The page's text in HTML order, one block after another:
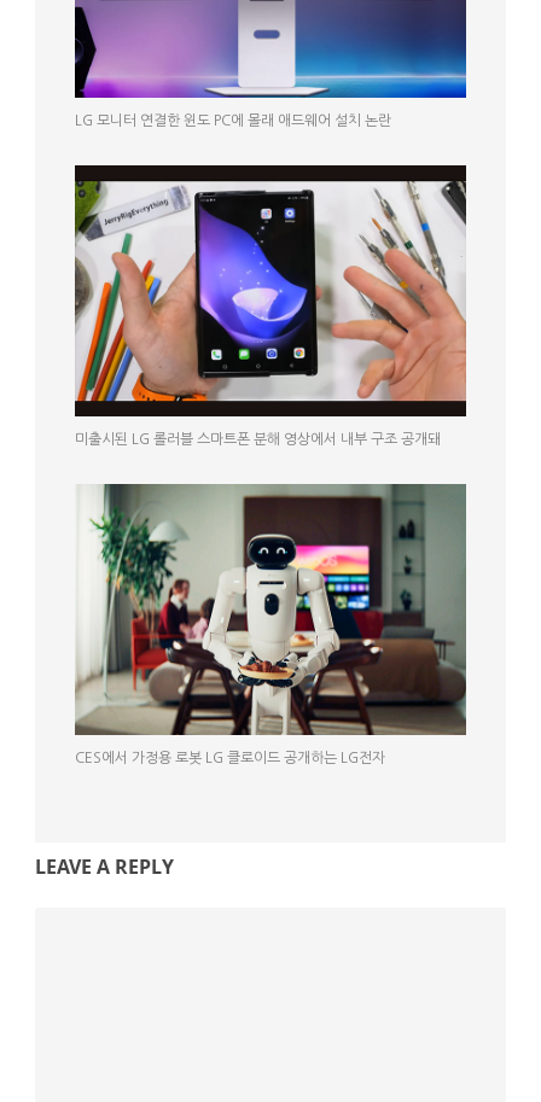
LG 모니터 연결한 윈도 PC에 몰래 애드웨어 설치 논란
미출시된 LG 롤러블 스마트폰 분해 영상에서 내부 구조 공개돼
CES에서 가정용 로봇 LG 클로이드 공개하는 LG전자
LEAVE A REPLY